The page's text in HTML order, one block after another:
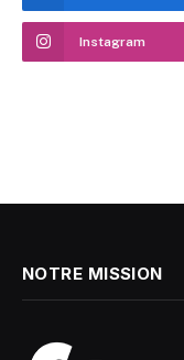
Instagram
NOTRE MISSION